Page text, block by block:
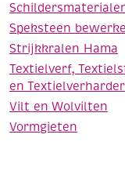
Speksteen
Strijkkralen Hama
Textielverf,
en Textielverharder
Vilt en Wolvilten
Vormgieten